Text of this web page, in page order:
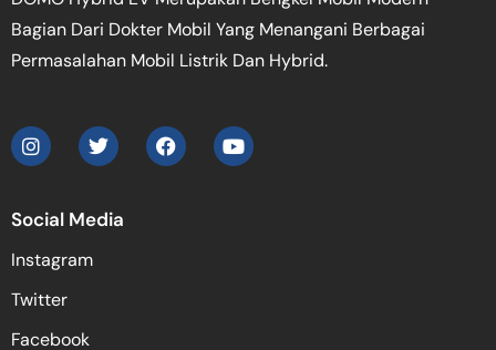
Bagian Dari Dokter Mobil Yang Menangani Berbagai
Permasalahan Mobil Listrik Dan Hybrid.
Social Media
Instagram
Twitter
Facebook